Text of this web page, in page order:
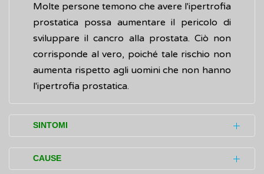
Molte persone temono che avere l'ipertrofia
prostatica possa aumentare il pericolo di
sviluppare il cancro alla prostata. Ciò non
corrisponde al vero, poiché tale rischio non
aumenta rispetto agli uomini che non hanno
l'ipertrofia prostatica.
SINTOMI
L'ipertrofia prostatica può manifestarsi con
CAUSE